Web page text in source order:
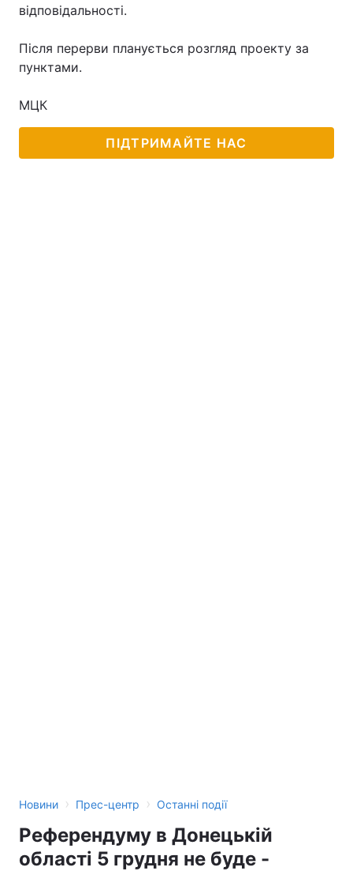
відповідальності.
Після перерви планується розгляд проекту за
пунктами.
МЦК
ПІДТРИМАЙТЕ НАС
Новини › Прес-центр › Останні події
Референдуму в Донецькій
області 5 грудня не буде -